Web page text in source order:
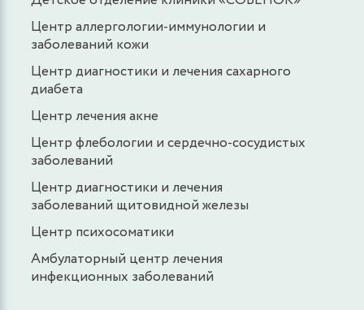
Центр аллергологии-иммунологии и
заболеваний кожи
Центр диагностики и лечения сахарного
диабета
Центр лечения акне
Центр флебологии и сердечно-сосудистых
заболеваний
Центр диагностики и лечения
заболеваний щитовидной железы
Центр психосоматики
Амбулаторный центр лечения
инфекционных заболеваний